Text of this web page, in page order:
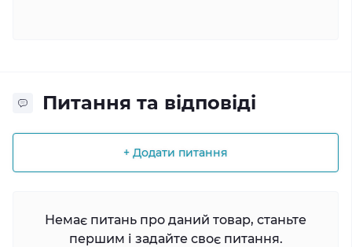
Питання та відповіді
+ Додати питання
Немає питань про даний товар, станьте
першим і задайте своє питання.